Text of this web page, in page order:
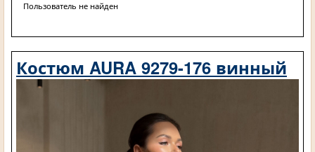
Пользователь не найден
Костюм AURA 9279-176 винный